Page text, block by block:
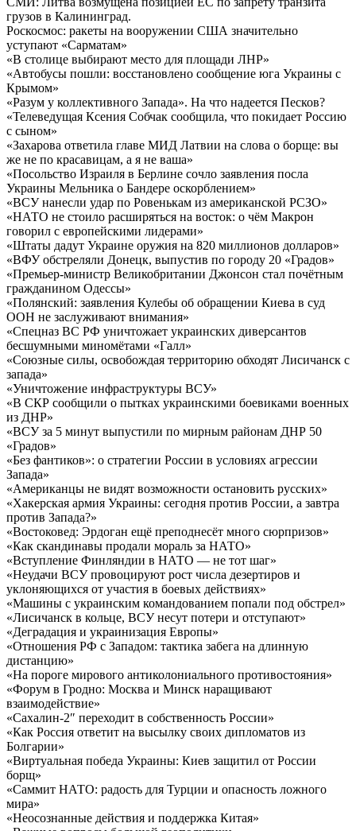
грузов в Калининград.
Роскосмос: ракеты на вооружении США значительно
уступают «Сарматам»
«В столице выбирают место для площади ЛНР»
«Автобусы пошли: восстановлено сообщение юга Украины с
Крымом»
«Разум у коллективного Запада». На что надеется Песков?
«Телеведущая Ксения Собчак сообщила, что покидает Россию
с сыном»
«Захарова ответила главе МИД Латвии на слова о борще: вы
же не по красавицам, а я не ваша»
«Посольство Израиля в Берлине сочло заявления посла
Украины Мельника о Бандере оскорблением»
«ВСУ нанесли удар по Ровенькам из американской РСЗО»
«НАТО не стоило расширяться на восток: о чём Макрон
говорил с европейскими лидерами»
«Штаты дадут Украине оружия на 820 миллионов долларов»
«ВФУ обстреляли Донецк, выпустив по городу 20 «Градов»
«Премьер-министр Великобритании Джонсон стал почётным
гражданином Одессы»
«Полянский: заявления Кулебы об обращении Киева в суд
ООН не заслуживают внимания»
«Спецназ ВС РФ уничтожает украинских диверсантов
бесшумными миномётами «Галл»
«Союзные силы, освобождая территорию обходят Лисичанск с
запада»
«Уничтожение инфраструктуры ВСУ»
«В СКР сообщили о пытках украинскими боевиками военных
из ДНР»
«ВСУ за 5 минут выпустили по мирным районам ДНР 50
«Градов»
«Без фантиков»: о стратегии России в условиях агрессии
Запада»
«Американцы не видят возможности остановить русских»
«Хакерская армия Украины: сегодня против России, а завтра
против Запада?»
«Востоковед: Эрдоган ещё преподнесёт много сюрпризов»
«Как скандинавы продали мораль за НАТО»
«Вступление Финляндии в НАТО — не тот шаг»
«Неудачи ВСУ провоцируют рост числа дезертиров и
уклоняющихся от участия в боевых действиях»
«Машины с украинским командованием попали под обстрел»
«Лисичанск в кольце, ВСУ несут потери и отступают»
«Деградация и украинизация Европы»
«Отношения РФ с Западом: тактика забега на длинную
дистанцию»
«На пороге мирового антиколониального противостояния»
«Форум в Гродно: Москва и Минск наращивают
взаимодействие»
«Сахалин-2″ переходит в собственность России»
«Как Россия ответит на высылку своих дипломатов из
Болгарии»
«Виртуальная победа Украины: Киев защитил от России
борщ»
«Саммит НАТО: радость для Турции и опасность ложного
мира»
«Неосознанные действия и поддержка Китая»